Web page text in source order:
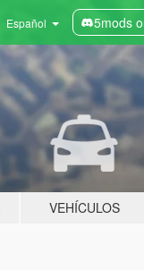
Español 5mods
VEHÍCULOS